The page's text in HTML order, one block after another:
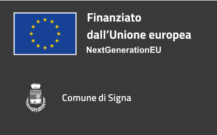
Comune di Signa